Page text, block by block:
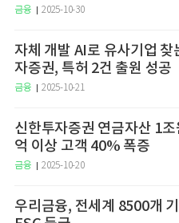
금융 2025-10-30
자체 개발 AI로 유사기업
자증권, 특허 2건 출원 성공
금융 2025-10-21
신한투자증권 연금자산 1
억 이상 고객 40% 폭증
금융 2025-10-20
우리금융, 전세계 8500개